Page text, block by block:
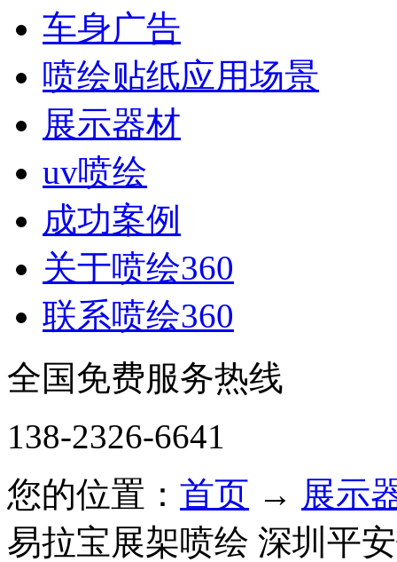
车身广告
喷绘贴纸应用场景
展示器材
uv喷绘
成功案例
关于喷绘360
联系喷绘360
全国免费服务热线
138-2326-6641
您的位置： 首页 → 展示
易拉宝展架喷绘 深圳平